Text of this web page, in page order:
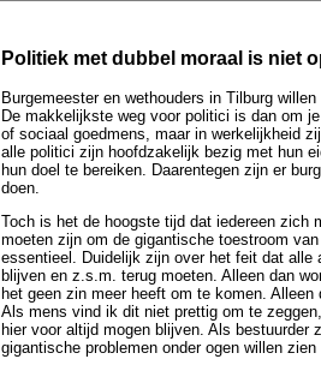
Politiek met dubbel moraal is niet
Burgemeester en wethouders in Tilburg
De makkelijkste weg voor politici is dan om
of sociaal goedmens, maar in werkelijkheid
alle politici zijn hoofdzakelijk bezig met hun
hun doel te bereiken. Daarentegen zijn er
doen.
Toch is het de hoogste tijd dat iedereen zich
moeten zijn om de gigantische toestroom
essentieel. Duidelijk zijn over het feit dat
blijven en z.s.m. terug moeten. Alleen dan
het geen zin meer heeft om te komen.
Als mens vind ik dit niet prettig om te
hier voor altijd mogen blijven. Als
gigantische problemen onder ogen willen